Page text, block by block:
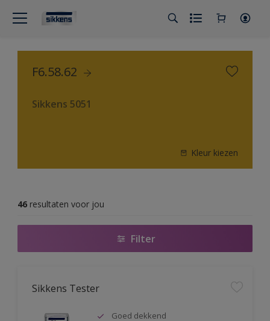
F6.58.62
Sikkens 5051
Kleur kiezen
46 resultaten voor jou
Filter
Sikkens Tester
Goed dekkend